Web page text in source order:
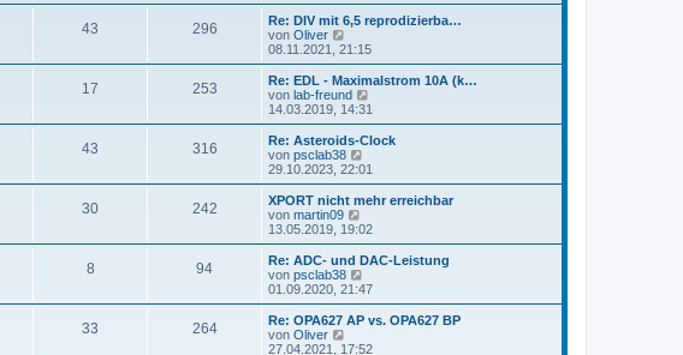
t
r
g
B
e
i
r
a
g
e
s
t
B
e
i
r
g
43 296
Re: DIV mit 6,5 reprodizierba…
von Oliver
e
u
e
s
t
r
B
e
i
r
a
g
08.11.2021, 21:15
17 253
Re: EDL - Maximalstrom 10A (k…
von lab-freund
e
u
e
t
r
B
e
i
r
g
14.03.2019, 14:31
43 316
Re: Asteroids-Clock
von psclab38
e
u
e
t
r
B
e
i
r
29.10.2023, 22:01
30 242
XPORT nicht mehr erreichbar
von martin09
e
u
e
s
t
r
B
e
13.05.2019, 19:02
8 94
Re: ADC- und DAC-Leistung
von psclab38
e
u
e
t
01.09.2020, 21:47
33 264
Re: OPA627 AP vs. OPA627 BP
von Oliver
e
27.04.2021, 17:52